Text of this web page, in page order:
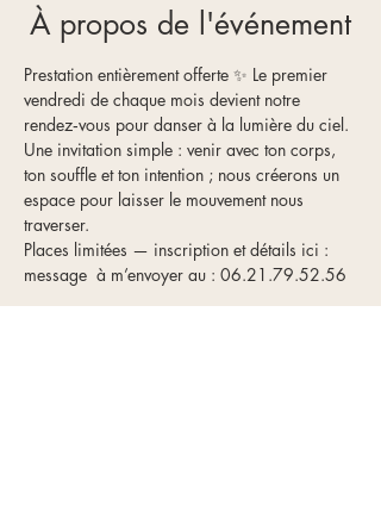
À propos de l'événement
Prestation entièrement offerte ✨ Le premier
vendredi de chaque mois devient notre
rendez‑vous pour danser à la lumière du ciel.
Une invitation simple : venir avec ton corps,
ton souffle et ton intention ; nous créerons un
espace pour laisser le mouvement nous
traverser.
Places limitées — inscription et détails ici :
message  à m’envoyer au : 06.21.79.52.56